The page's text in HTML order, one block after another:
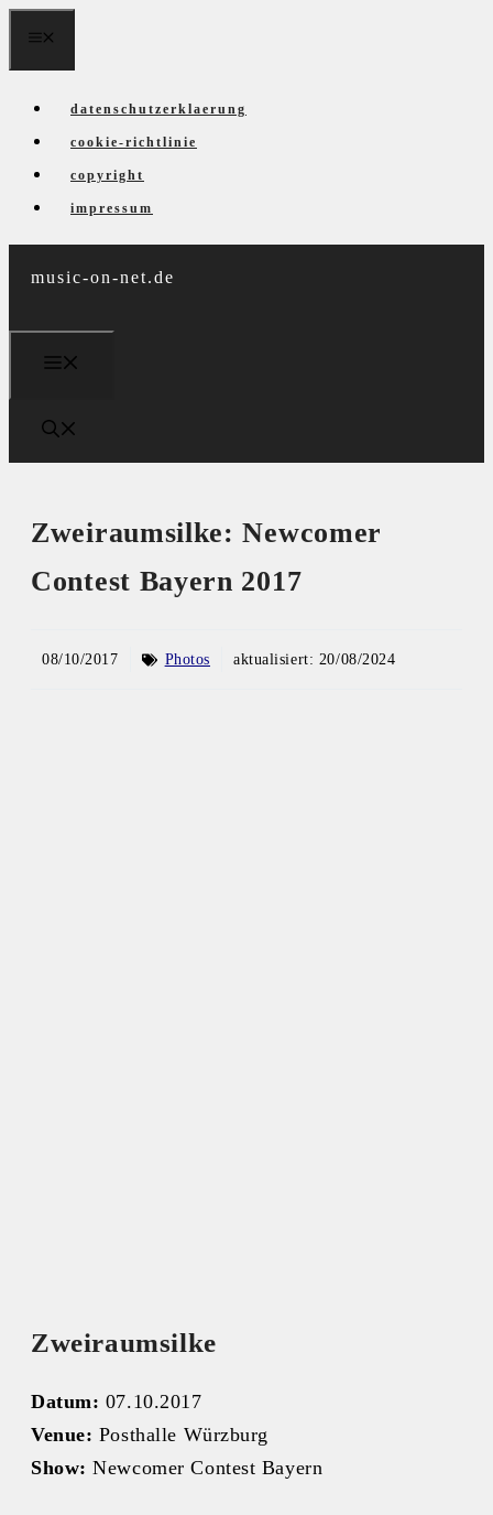
datenschutzerklaerung
cookie-richtlinie
copyright
impressum
music-on-net.de
Zweiraumsilke: Newcomer
Contest Bayern 2017
08/10/2017 Photos aktualisiert: 20/08/2024
Zweiraumsilke
Datum: 07.10.2017
Venue: Posthalle Würzburg
Show: Newcomer Contest Bayern